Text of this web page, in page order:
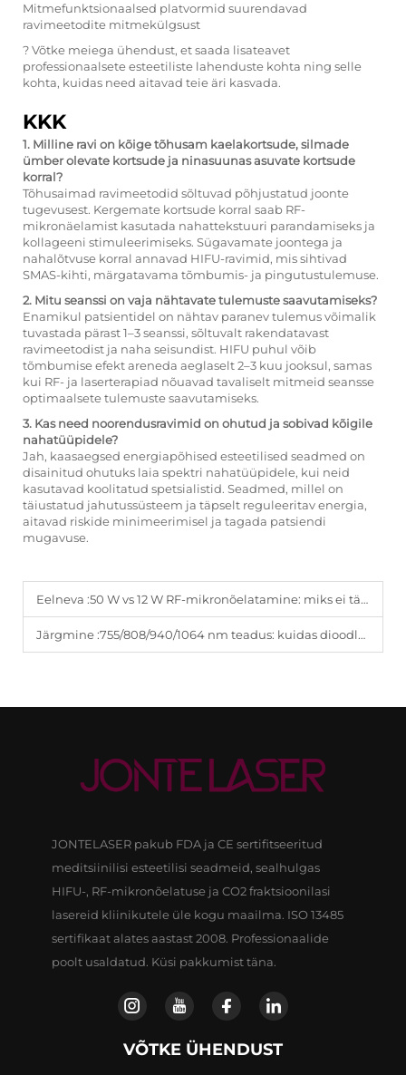
Mitmefunktsionaalsed platvormid suurendavad
ravimeetodite mitmekülgsust
? Võtke meiega ühendust, et saada lisateavet
professionaalsete esteetiliste lahenduste kohta ning selle
kohta, kuidas need aitavad teie äri kasvada.
KKK
1. Milline ravi on kõige tõhusam kaelakortsude, silmade
ümber olevate kortsude ja ninasuunas asuvate kortsude
korral?
Tõhusaimad ravimeetodid sõltuvad põhjustatud joonte
tugevusest. Kergemate kortsude korral saab RF-
mikronäelamist kasutada nahattekstuuri parandamiseks ja
kollageeni stimuleerimiseks. Sügavamate joontega ja
nahalõtvuse korral annavad HIFU-ravimid, mis sihtivad
SMAS-kihti, märgatavama tõmbumis- ja pingutustulemuse.
2. Mitu seanssi on vaja nähtavate tulemuste saavutamiseks?
Enamikul patsientidel on nähtav paranev tulemus võimalik
tuvastada pärast 1–3 seanssi, sõltuvalt rakendatavast
ravimeetodist ja naha seisundist. HIFU puhul võib
tõmbumise efekt areneda aeglaselt 2–3 kuu jooksul, samas
kui RF- ja laserterapiad nõuavad tavaliselt mitmeid seansse
optimaalsete tulemuste saavutamiseks.
3. Kas need noorendusravimid on ohutud ja sobivad kõigile
nahatüüpidele?
Jah, kaasaegsed energiapõhised esteetilised seadmed on
disainitud ohutuks laia spektri nahatüüpidele, kui neid
kasutavad koolitatud spetsialistid. Seadmed, millel on
täiustatud jahutussüsteem ja täpselt reguleeritav energia,
aitavad riskide minimeerimisel ja tagada patsiendi
mugavuse.
Eelneva :50 W vs 12 W RF-mikronõelatamine: miks ei tähenda kõrgem võimsus alati paremaid tulemusi
Järgmine :755/808/940/1064 nm teadus: kuidas dioodlaseri juukse eemaldamise seade töötab kõigil nahatüüpidel.
JONTELASER pakub FDA ja CE sertifitseeritud
meditsiinilisi esteetilisi seadmeid, sealhulgas
HIFU-, RF-mikronõelatuse ja CO2 fraktsioonilasi
lasereid kliinikutele üle kogu maailma. ISO 13485
sertifikaat alates aastast 2008. Professionaalide
poolt usaldatud. Küsi pakkumist täna.
VÕTKE ÜHENDUST